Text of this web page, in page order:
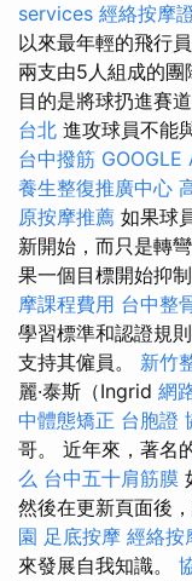
services 經絡按摩
以來最年輕的飛行
兩支由5人組成的團
目的是將球扔進賽
台北 進攻球員不能
台中撥筋 GOOGLE
養生整復推廣中心
原按摩推薦 如果球
新開始，而只是轉
果一個目標開始抑
摩課程費用 台中整
學習標準和認證規
支持其僱員。 新竹
麗·泰斯（Ingrid 網
中體態矯正 台胞證
哥。 近年來，著名
么 台中五十肩筋膜
然後在更新頁面後
園 足底按摩 經絡按
來發展自我知識。